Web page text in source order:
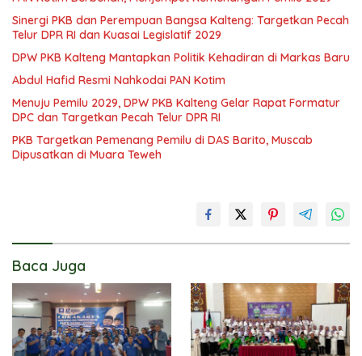
Sinergi PKB dan Perempuan Bangsa Kalteng: Targetkan Pecah
Telur DPR RI dan Kuasai Legislatif 2029
DPW PKB Kalteng Mantapkan Politik Kehadiran di Markas Baru
Abdul Hafid Resmi Nahkodai PAN Kotim
Menuju Pemilu 2029, DPW PKB Kalteng Gelar Rapat Formatur
DPC dan Targetkan Pecah Telur DPR RI
PKB Targetkan Pemenang Pemilu di DAS Barito, Muscab
Dipusatkan di Muara Teweh
Baca Juga